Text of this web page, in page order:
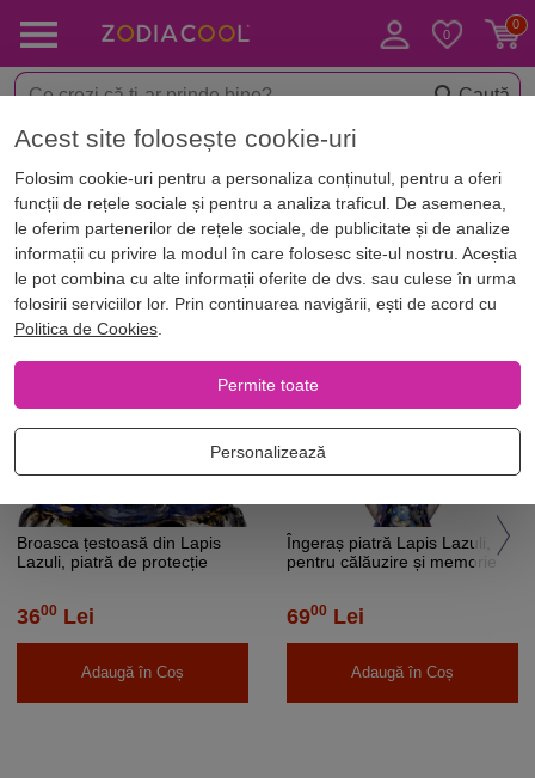
Caută
Acasă Horoscop Horoscop zilnic Horoscop Vărsător maine 07
Horoscop Vărsător maine 07
August 2026
Produse pentru Varsator
Best Seller
Broasca țestoasă din Lapis
Lazuli, piatră de protecție
3600 Lei
Adaugă în Coș
NOU
Îngeraș piatră Lapis Lazuli,
pentru călăuzire și memorie
6900 Lei
Adaugă în Coș
Acest site folosește cookie-uri
Folosim cookie-uri pentru a personaliza conținutul, pentru a oferi
funcții de rețele sociale și pentru a analiza traficul. De asemenea,
le oferim partenerilor de rețele sociale, de publicitate și de analize
informații cu privire la modul în care folosesc site-ul nostru. Aceștia
le pot combina cu alte informații oferite de dvs. sau culese în urma
folosirii serviciilor lor. Prin continuarea navigării, ești de acord cu
Politica de Cookies.
Permite toate
Personalizează